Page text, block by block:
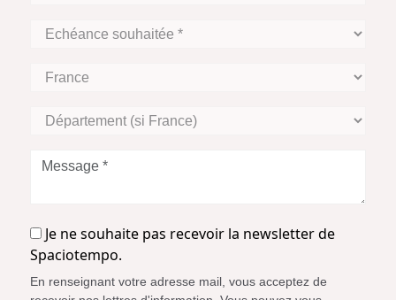
Echéance
Zone
Département
France)
Message
Je
ne
pas
Je ne souhaite pas recevoir la newsletter de
Spaciotempo.
En renseignant votre adresse mail, vous acceptez de